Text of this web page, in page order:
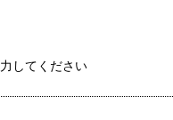
してください